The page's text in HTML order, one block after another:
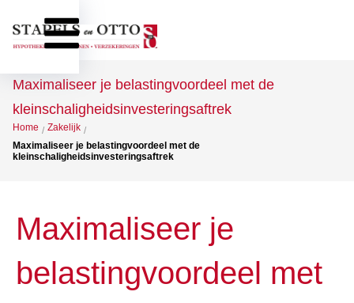
Maximaliseer je belastingvoordeel met de
kleinschaligheidsinvesteringsaftrek
Home / Zakelijk /
Maximaliseer je belastingvoordeel met de
kleinschaligheidsinvesteringsaftrek
Maximaliseer je
belastingvoordeel met